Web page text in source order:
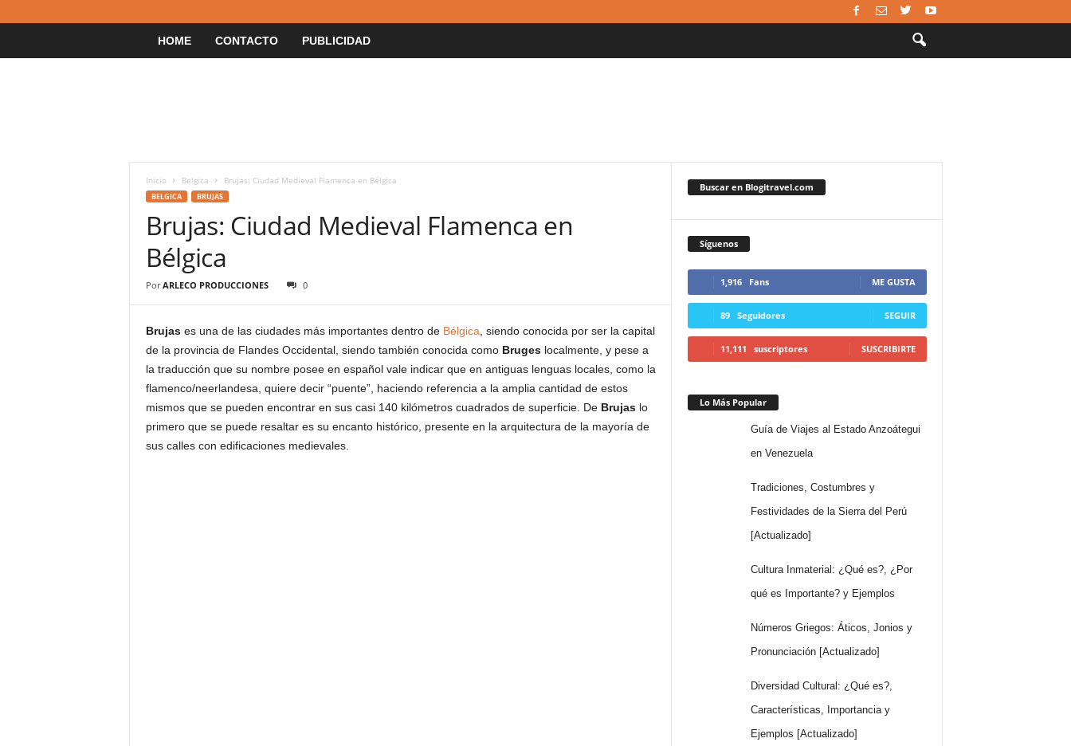
HOME CONTACTO PUBLICIDAD
Inicio Belgica Brujas: Ciudad Medieval Flamenca en Bélgica
BELGICA BRUJAS
Brujas: Ciudad Medieval Flamenca en
Bélgica
Por ARLECO PRODUCCIONES 0
Brujases una de las ciudades más importantes dentro de Bélgica , siendo conocida por ser la capital
de la provincia de Flandes Occidental, siendo también conocida como Brugeslocalmente, y pese a
la traducción que su nombre posee en español vale indicar que en antiguas lenguas locales, como la
flamenco/neerlandesa, quiere decir “puente”, haciendo referencia a la amplia cantidad de estos
mismos que se pueden encontrar en sus casi 140 kilómetros cuadrados de superficie. De Brujaslo
primero que se puede resaltar es su encanto histórico, presente en la arquitectura de la mayoría de
sus calles con edificaciones medievales.
Buscar en Blogitravel.com
Síguenos
1,916 Fans ME GUSTA
89 Seguidores SEGUIR
11,111 suscriptores SUSCRIBIRTE
Lo Más Popular
Guía de Viajes al Estado Anzoátegui
en Venezuela
Tradiciones, Costumbres y
Festividades de la Sierra del Perú
[Actualizado]
Cultura Inmaterial: ¿Qué es?, ¿Por
qué es Importante? y Ejemplos
Números Griegos: Áticos, Jonios y
Pronunciación [Actualizado]
Diversidad Cultural: ¿Qué es?,
Características, Importancia y
Ejemplos [Actualizado]